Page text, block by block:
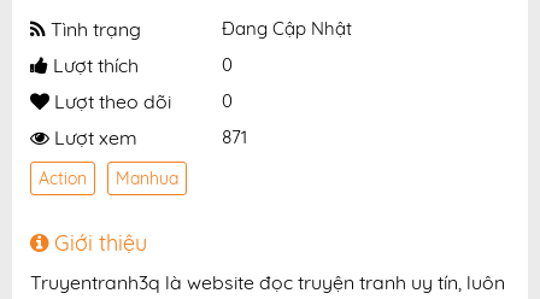
Tình trạng Đang Cập Nhật
Lượt thích 0
Lượt theo dõi 0
Lượt xem 871
Action Manhua
Giới thiệu
Truyentranh3q là website đọc truyện tranh uy tín, luôn